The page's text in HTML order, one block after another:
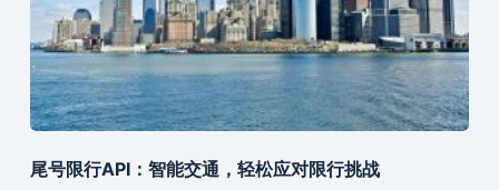
尾号限行API：智能交通，轻松应对限行挑战